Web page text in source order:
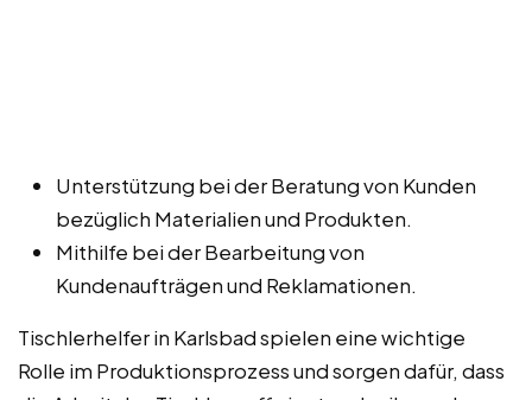
Unterstützung bei der Beratung von Kunden
bezüglich Materialien und Produkten.
Mithilfe bei der Bearbeitung von
Kundenaufträgen und Reklamationen.
Tischlerhelfer in Karlsbad spielen eine wichtige
Rolle im Produktionsprozess und sorgen dafür, dass